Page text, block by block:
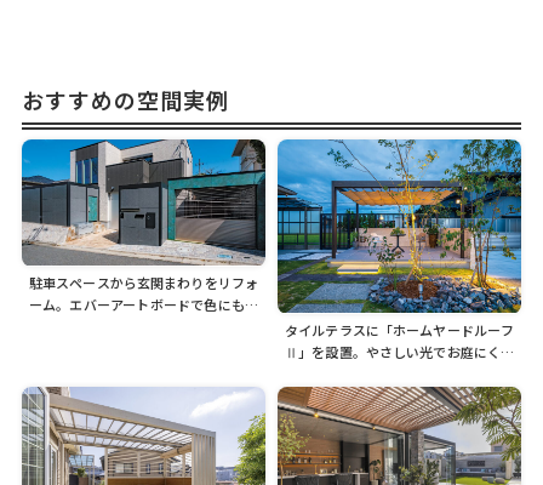
おすすめの空間実例
駐車スペースから玄関まわりをリフォ
ーム。エバーアートボードで色にもこ
タイルテラスに「ホームヤードルーフ
Ⅱ」を設置。やさしい光でお庭にくつ